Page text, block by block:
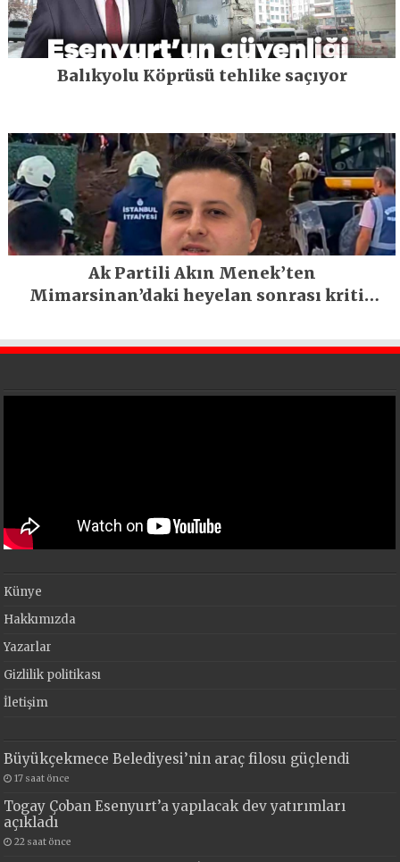
Balıkyolu Köprüsü tehlike saçıyor
Ak Partili Akın Menek’ten
Mimarsinan’daki heyelan sonrası kritik
Künye
Hakkımızda
Yazarlar
Gizlilik politikası
İletişim
Büyükçekmece Belediyesi’nin araç filosu güçlendi
17 saat önce
Togay Çoban Esenyurt’a yapılacak dev yatırımları
açıkladı
22 saat önce